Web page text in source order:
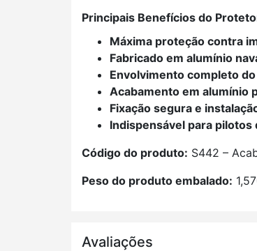
Principais Benefícios do
Máxima proteção contra
Fabricado em alumínio
Envolvimento completo
Acabamento em alumínio
Fixação segura e
Indispensável para
Código do produto: S442 –
Peso do produto embalado:
Avaliações